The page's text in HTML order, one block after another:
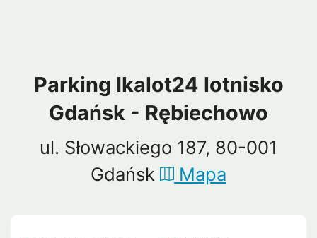
Parking Ikalot24 lotnisko
Gdańsk - Rębiechowo
ul. Słowackiego 187, 80-001
Gdańsk
Mapa